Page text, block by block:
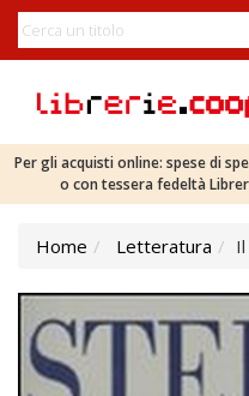
Per gli acquisti online: spese di
o con tessera fedeltà
Home Letteratura